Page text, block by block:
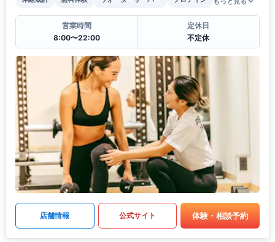
営業時間
8:00〜22:00
定休日
不定休
店舗情報 公式サイト 体験・相談予約